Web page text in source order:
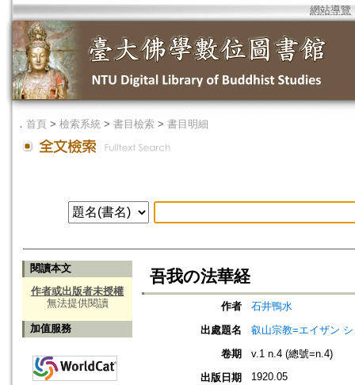
網站導覽
． 首頁 > 檢索系統 > 書目檢索 > 書目明細
閱讀本文
作者或出版者未授權
無法提供閱讀
加值服務
吾我の法華経
作者
石井鴨水
出處題名
叡山宗教=エイザン
卷期
v.1 n.4 (總號=n.4)
出版日期
1920.05